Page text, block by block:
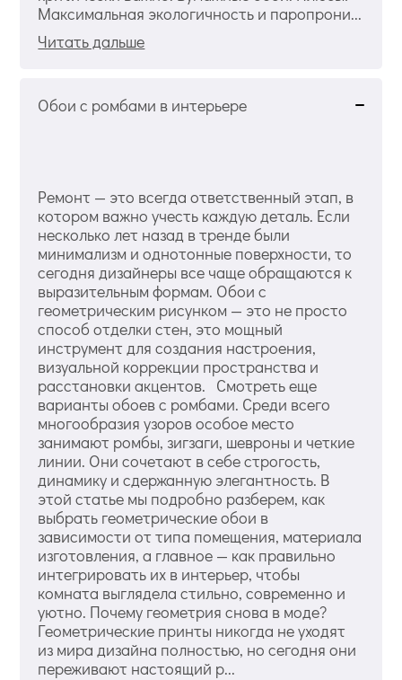
Максимальная экологичность и паропрони...
Читать дальше
Обои с ромбами в интерьере
Ремонт — это всегда ответственный этап, в
котором важно учесть каждую деталь. Если
несколько лет назад в тренде были
минимализм и однотонные поверхности, то
сегодня дизайнеры все чаще обращаются к
выразительным формам. Обои с
геометрическим рисунком — это не просто
способ отделки стен, это мощный
инструмент для создания настроения,
визуальной коррекции пространства и
расстановки акцентов. Смотреть еще
варианты обоев с ромбами. Среди всего
многообразия узоров особое место
занимают ромбы, зигзаги, шевроны и четкие
линии. Они сочетают в себе строгость,
динамику и сдержанную элегантность. В
этой статье мы подробно разберем, как
выбрать геометрические обои в
зависимости от типа помещения, материала
изготовления, а главное — как правильно
интегрировать их в интерьер, чтобы
комната выглядела стильно, современно и
уютно. Почему геометрия снова в моде?
Геометрические принты никогда не уходят
из мира дизайна полностью, но сегодня они
переживают настоящий р...